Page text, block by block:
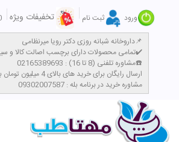
ورود ثبت نام تخفیفات ویژه
داروخانه شبانه روزی دکتر رویا میرنظامی📌
تمامی محصولات دارای برچسب اصالت کالا و سیب سلامت میباشند✔️
مشاوره تلفنی (8 تا 16) : 02165389693☎️
​ارسال رایگان برای خرید های بالای 4 میلیون تومان با پست پیشتاز
مشاوره خرید در برنامه بله : 09302007587